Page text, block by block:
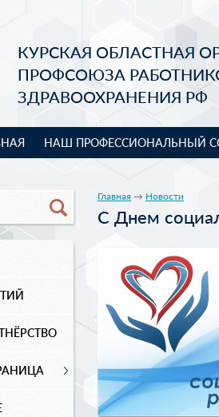
КУРСКАЯ ОБЛАСТНАЯ
ПРОФСОЮЗА
ЗДРАВООХРАНЕНИЯ РФ
НАШ ПРОФЕССИОНАЛЬНЫЙ
Главная → Новости
С Днем